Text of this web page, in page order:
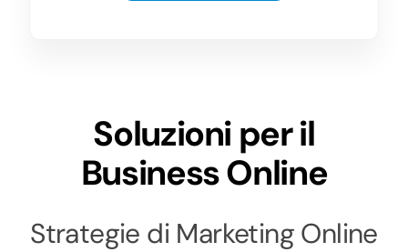
Soluzioni per il
Business Online
Strategie di Marketing Online